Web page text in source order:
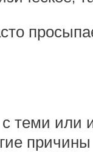
теми